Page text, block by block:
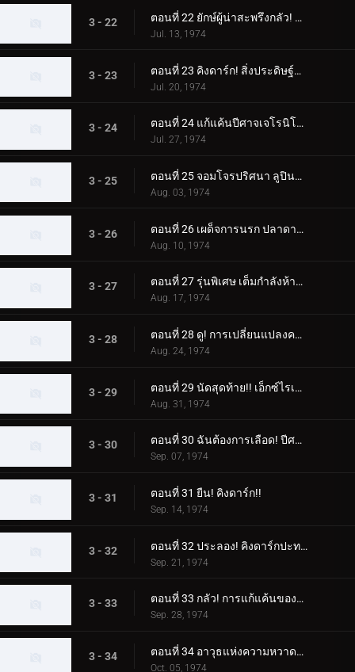
3 - 22 ตอนที่ 22 ยักษ์ผู้น่าสะพรึงกลัว! คิงดาร์กปรากฏตัว!!
Jul. 13, 1974
3 - 23 ตอนที่ 23 คิงดาร์ก! สิ่งประดิษฐ์ของปีศาจ!!
Jul. 20, 1974
3 - 24 ตอนที่ 24 แก้แค้นปีศาจเจโรนิโม่! การโจมตีแบบเงียบๆ!!
Jul. 27, 1974
3 - 25 ตอนที่ 25 จอมโจรปริศนา ลูปินด้วงแรด!!
Aug. 03, 1974
3 - 26 ตอนที่ 26 เผด็จการนรก ปลาดาว ฮิตเลอร์!!
Aug. 10, 1974
3 - 27 ตอนที่ 27 รุ่นพิเศษ เต็มกำลังห้าไรเดอร์!!
Aug. 17, 1974
3 - 28 ตอนที่ 28 ดู! การเปลี่ยนแปลงครั้งใหญ่ของ X Rider!!
Aug. 24, 1974
3 - 29 ตอนที่ 29 นัดสุดท้าย!! เอ็กซ์ไรเดอร์ ปะทะ เอ็กซ์ไรเดอร์!!
Aug. 31, 1974
3 - 30 ตอนที่ 30 ฉันต้องการเลือด! ปีศาจแห่งหนองน้ำซากศพ!!
Sep. 07, 1974
3 - 31 ตอนที่ 31 ยืน! คิงดาร์ก!!
Sep. 14, 1974
3 - 32 ตอนที่ 32 ประลอง! คิงดาร์กปะทะเอ็กซ์ไรเดอร์
Sep. 21, 1974
3 - 33 ตอนที่ 33 กลัว! การแก้แค้นของราชาดาร์ก!!
Sep. 28, 1974
3 - 34 ตอนที่ 34 อาวุธแห่งความหวาดกลัวเล็งไปที่สามคนขี่!!
Oct. 05, 1974